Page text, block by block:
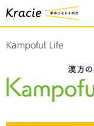
Kampoful Life